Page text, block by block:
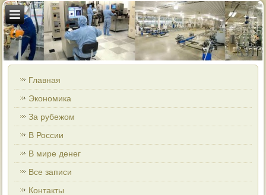
Главная
Экономика
За рубежом
В России
В мире денег
Все записи
Контакты